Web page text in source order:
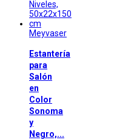
Meyvaser
Estantería
para
Salón
en
Color
Sonoma
y
Negro,...